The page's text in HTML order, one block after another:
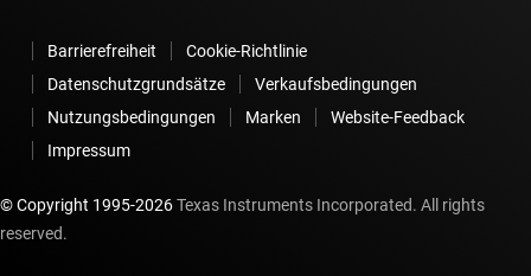
Barrierefreiheit
Cookie-Richtlinie
Datenschutzgrundsätze
Verkaufsbedingungen
Nutzungsbedingungen
Marken
Website-Feedback
Impressum
© Copyright 1995-2026Texas Instruments Incorporated. All rights
reserved.